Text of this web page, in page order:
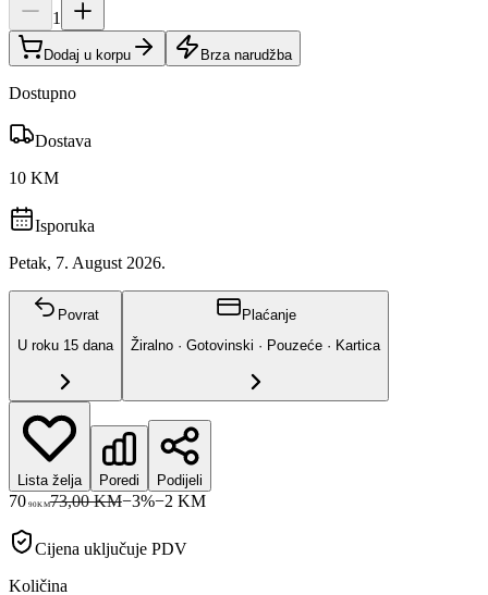
1
Dodaj u korpu Brza narudžba
Dostupno
Dostava
10 KM
Isporuka
Petak, 7. August 2026.
Povrat
U roku 15 dana
Plaćanje
Žiralno · Gotovinski · Pouzeće · Kartica
Lista želja Poredi Podijeli
70 90KM73,00 KM−3%−2 KM
Cijena uključuje PDV
Količina